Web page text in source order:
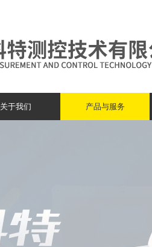
关于我们 产品与服务